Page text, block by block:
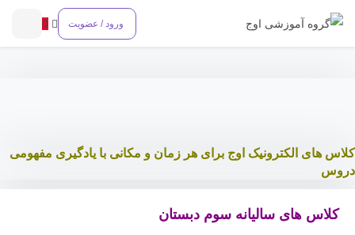
ورود / عضویت 0
کلاس های الکترونیک اوج برای هر زمان و مکانی با یادگیری مفهومی
دروس
کلاس های سالیانه سوم دبستان